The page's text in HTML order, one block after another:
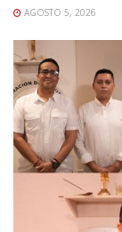
AGOSTO 5, 2026